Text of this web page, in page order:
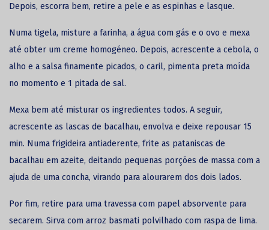
Depois, escorra bem, retire a pele e as espinhas e lasque.
Numa tigela, misture a farinha, a água com gás e o ovo e mexa
até obter um creme homogéneo. Depois, acrescente a cebola, o
alho e a salsa finamente picados, o caril, pimenta preta moída
no momento e 1 pitada de sal.
Mexa bem até misturar os ingredientes todos. A seguir,
acrescente as lascas de bacalhau, envolva e deixe repousar 15
min. Numa frigideira antiaderente, frite as pataniscas de
bacalhau em azeite, deitando pequenas porções de massa com a
ajuda de uma concha, virando para alourarem dos dois lados.
Por fim, retire para uma travessa com papel absorvente para
secarem. Sirva com arroz basmati polvilhado com raspa de lima.